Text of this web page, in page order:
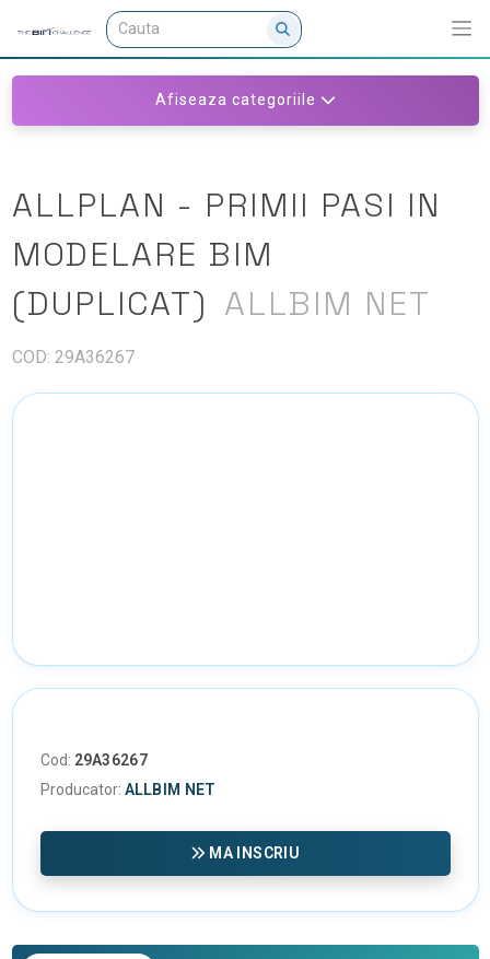
Afiseaza categoriile
ALLPLAN - PRIMII PASI IN
MODELARE BIM
(DUPLICAT) ALLBIM NET
COD: 29A36267
Cod: 29A36267
Producator: ALLBIM NET
MA INSCRIU